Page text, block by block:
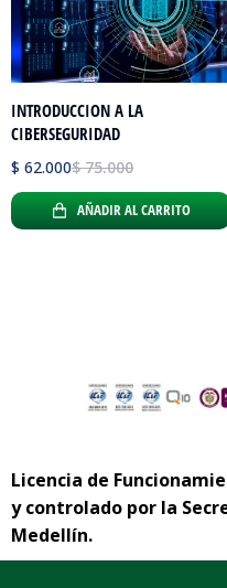
INTRODUCCION A LA
CIBERSEGURIDAD
$75.000
$ 62.000
AÑADIR AL CARRITO
Licencia de
y controlado por la
Medellín.